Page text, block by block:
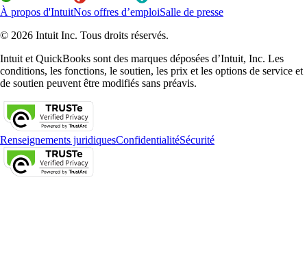
À propos d'IntuitNos offres d’emploiSalle de presse
© 2026 Intuit Inc. Tous droits réservés.
Intuit et QuickBooks sont des marques déposées d’Intuit, Inc. Les
conditions, les fonctions, le soutien, les prix et les options de service et
de soutien peuvent être modifiés sans préavis.
Renseignements juridiquesConfidentialitéSécurité